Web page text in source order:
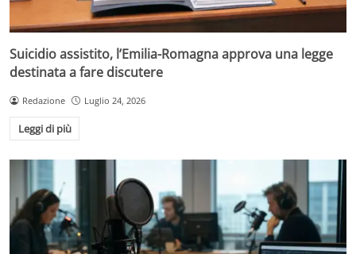
Suicidio assistito, l’Emilia-Romagna approva una legge
destinata a fare discutere
Redazione Luglio 24, 2026
Leggi di più